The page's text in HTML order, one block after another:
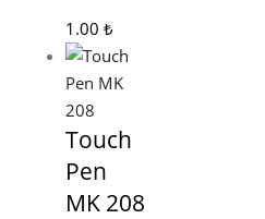
1.00 ₺
Touch
Pen
MK 208